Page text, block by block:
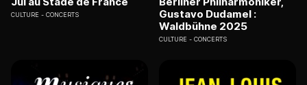
CULTURE CONCERTS
Gustavo Dudamel :
Waldbühne 2025
CULTURE CONCERTS